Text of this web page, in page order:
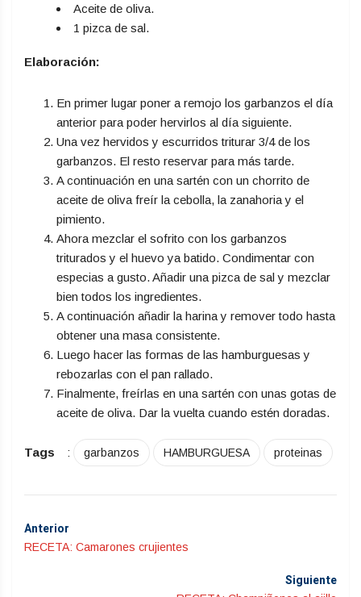
Aceite de oliva.
1 pizca de sal.
Elaboración:
En primer lugar poner a remojo los garbanzos el día
anterior para poder hervirlos al día siguiente.
Una vez hervidos y escurridos triturar 3/4 de los
garbanzos. El resto reservar para más tarde.
A continuación en una sartén con un chorrito de
aceite de oliva freír la cebolla, la zanahoria y el
pimiento.
Ahora mezclar el sofrito con los garbanzos
triturados y el huevo ya batido. Condimentar con
especias a gusto. Añadir una pizca de sal y mezclar
bien todos los ingredientes.
A continuación añadir la harina y remover todo hasta
obtener una masa consistente.
Luego hacer las formas de las hamburguesas y
rebozarlas con el pan rallado.
Finalmente, freírlas en una sartén con unas gotas de
aceite de oliva. Dar la vuelta cuando estén doradas.
Tags : garbanzos HAMBURGUESA proteinas
Anterior
RECETA: Camarones crujientes
Siguiente